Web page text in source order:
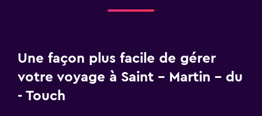
Une façon plus facile de gérer
votre voyage à Saint - Martin - du
- Touch